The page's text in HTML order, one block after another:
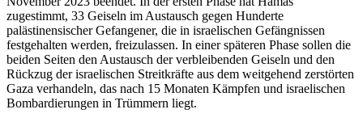
zugestimmt, 33 Geiseln im Austausch gegen Hunderte
palästinensischer Gefangener, die in israelischen Gefängnissen
festgehalten werden, freizulassen. In einer späteren Phase sollen die
beiden Seiten den Austausch der verbleibenden Geiseln und den
Rückzug der israelischen Streitkräfte aus dem weitgehend zerstörten
Gaza verhandeln, das nach 15 Monaten Kämpfen und israelischen
Bombardierungen in Trümmern liegt.